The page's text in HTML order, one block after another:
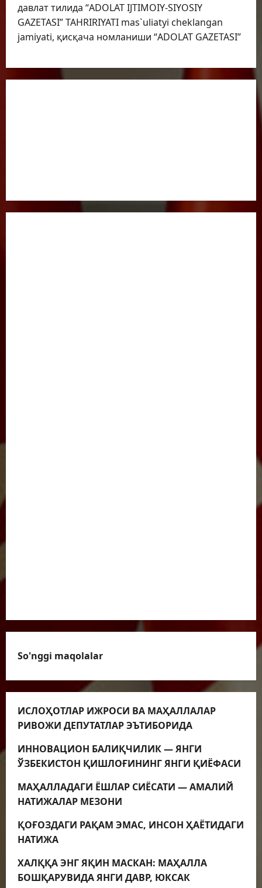
давлат тилида “ADOLAT IJTIMOIY-SIYOSIY
GAZETASI” TAHRIRIYATI mas`uliatyi cheklangan
jamiyati, қисқача номланиши “ADOLAT GAZETASI”
So'nggi maqolalar
ИСЛОҲОТЛАР ИЖРОСИ ВА МАҲАЛЛАЛАР
РИВОЖИ ДЕПУТАТЛАР ЭЪТИБОРИДА
ИННОВАЦИОН БАЛИҚЧИЛИК — ЯНГИ
ЎЗБЕКИСТОН ҚИШЛОҒИНИНГ ЯНГИ ҚИЁФАСИ
МАҲАЛЛАДАГИ ЁШЛАР СИЁСАТИ — АМАЛИЙ
НАТИЖАЛАР МЕЗОНИ
ҚОҒОЗДАГИ РАҚАМ ЭМАС, ИНСОН ҲАЁТИДАГИ
НАТИЖА
ХАЛҚҚА ЭНГ ЯҚИН МАСКАН: МАҲАЛЛА
БОШҚАРУВИДА ЯНГИ ДАВР, ЮКСАК